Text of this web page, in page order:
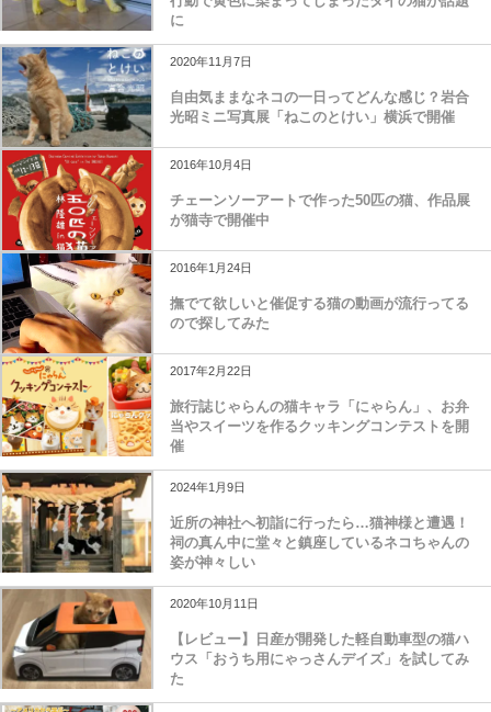
に
2020年11月7日
自由気ままなネコの一日ってどんな感じ？岩合
光昭ミニ写真展「ねこのとけい」横浜で開催
2016年10月4日
チェーンソーアートで作った50匹の猫、作品展
が猫寺で開催中
2016年1月24日
撫でて欲しいと催促する猫の動画が流行ってる
ので探してみた
2017年2月22日
旅行誌じゃらんの猫キャラ「にゃらん」、お弁
当やスイーツを作るクッキングコンテストを開
催
2024年1月9日
近所の神社へ初詣に行ったら…猫神様と遭遇！
祠の真ん中に堂々と鎮座しているネコちゃんの
姿が神々しい
2020年10月11日
【レビュー】日産が開発した軽自動車型の猫ハ
ウス「おうち用にゃっさんデイズ」を試してみ
た